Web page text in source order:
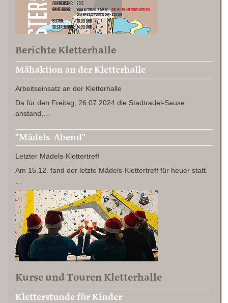
Berichte Kletterhalle
Mähaktion an der Kletterhalle
Arbeitseinsatz an der Kletterhalle
Da für den Freitag, 26.07.2024 die Stadtradel-Sause
anstand,…
"Mädels-Abend"
Letzter Mädels-Klettertreff
Am 15.12. fand der letzte Mädels-Klettertreff für heuer statt.
Kurse und Touren Kletterhalle
Kletterstunde für Kinder